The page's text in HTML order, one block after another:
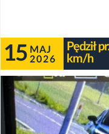
15 MAJ
2026
Pędził
km/h